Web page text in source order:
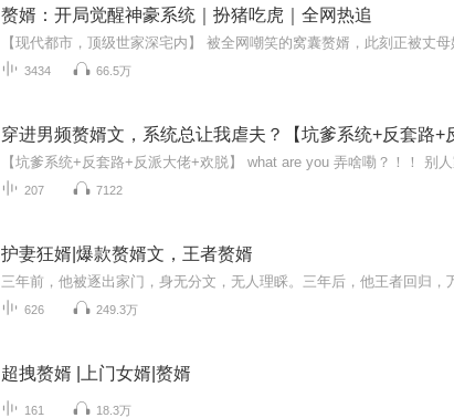
赘婿：开局觉醒神豪系统｜扮猪吃虎｜全网热追
3434 66.5万
穿进男频赘婿文，系统总让我虐夫？【坑爹系统+反套路+
207 7122
护妻狂婿|爆款赘婿文，王者赘婿
626 249.3万
超拽赘婿 |上门女婿|赘婿
161 18.3万